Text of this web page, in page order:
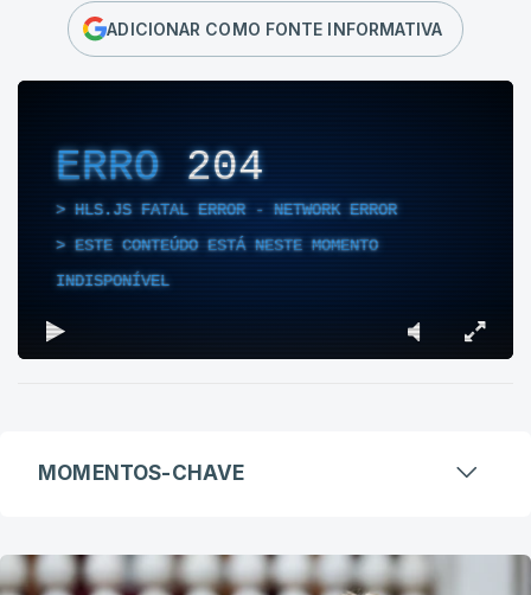
ADICIONAR COMO FONTE INFORMATIVA
ERRO204
HLS.JS FATAL ERROR - NETWORK ERROR
ESTE CONTEÚDO ESTÁ NESTE MOMENTO
INDISPONÍVEL
MOMENTOS-CHAVE